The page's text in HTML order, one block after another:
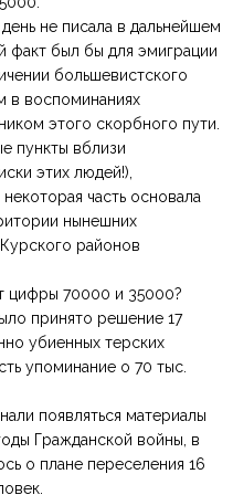
не писала в дальнейшем
факт был бы для эмиграции
большевистского
в воспоминаниях
этого скорбного пути.
пункты вблизи
этих людей!),
часть основала
нынешних
районов
цифры 70000 и 35000?
принято решение 17
убиенных терских
упоминание о 70 тыс.
появляться материалы
Гражданской войны, в
о плане переселения 16